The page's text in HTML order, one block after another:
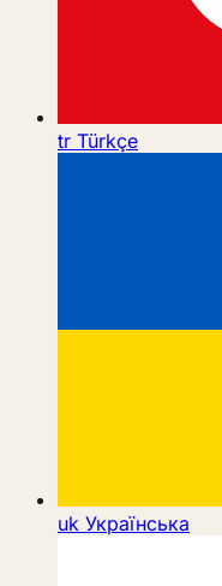
tr Türkçe
uk Українська